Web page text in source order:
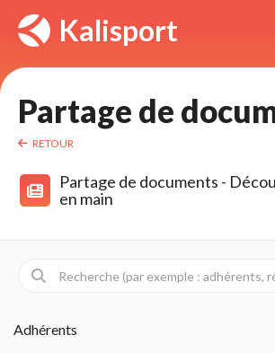
Kalisport
Partage de
RETOUR
Partage de documents -
en main
Adhérents